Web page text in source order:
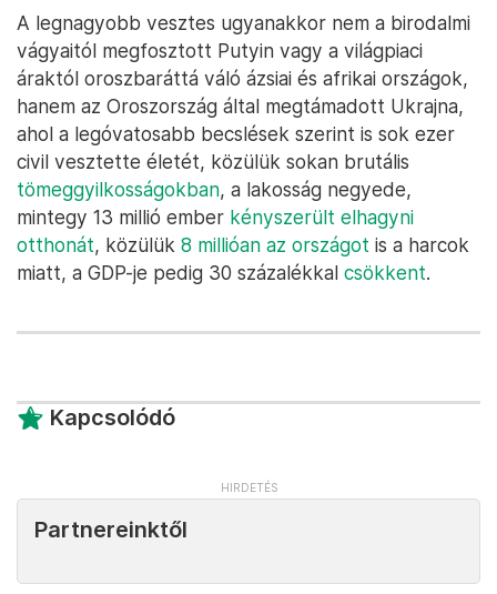
elnyomott szegény Oroszországocskának.
Ez a gazdasági kapcsolatok terén is megmutatkozik.
Az olajpiac gyakorlatilag kettévált egy „piaci” és egy
nagyrészt Ázsiát kiszolgáló részre;
az orosz kereskedelem irányai teljesen
átalakultak, és más lehetőségek híján
manapság Oroszország Afrikábanpróbálja
növelnifegyver- és energiakereskedelmét,
na meg politikai befolyását.
A legnagyobb vesztes ugyanakkor nem a birodalmi
hanem az Oroszország által megtámadott Ukrajna,
tömeggyilkosságokban, a lakosság negyede,
mintegy 13 millió ember
miatt, a GDP-je pedig 30 százalékkalcsökkent.